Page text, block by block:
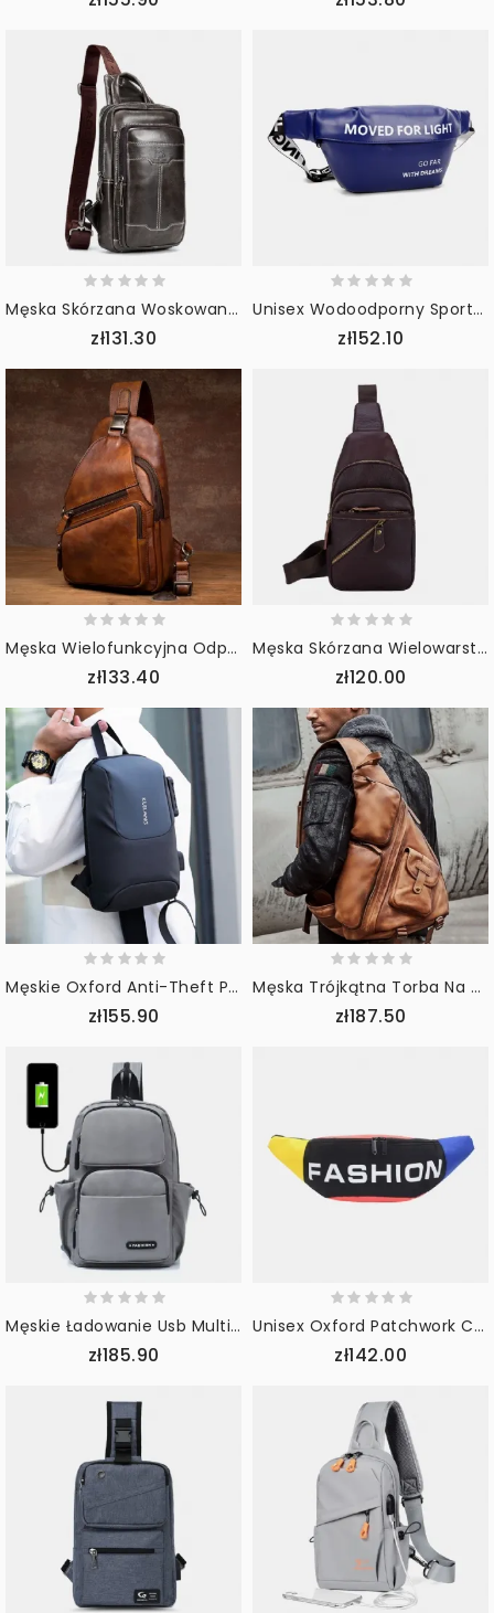
Męska Skórzana Woskowana Skóra Bydlęca Retro Moda Business Torba Na Ramię Na Klatkę Piersiową
zł131.30
Unisex Wodoodporny Sportowy Moda Jednolity Kolor Cross Body Bag Torba Na Talię Torba Na Klatkę Piersiową
zł152.10
Męska Wielofunkcyjna Odporna Na Ścieranie Torba Na Klatkę Piersiową Vintage Pu Skórzane Torby Crossbody O Dużej Pojemności
zł133.40
Męska Skórzana Wielowarstwowa Lekka Torba Crossbody Torba Na Klatkę Piersiową Torba Na Ramię
zł120.00
Męskie Oxford Anti-Theft Password Lock O Dużej Pojemności Torba Na Klatkę Piersiową Podróżna Usb Ładowanie Wodoodporna Oddychająca Torba Na Ramię
zł155.90
Męska Trójkątna Torba Na Klatkę Piersiowa Retro Pu Skóra B6 Spadochroniarze Duża Pojemność Skórzane Miękkie Torby Na Co Dzień Torba Na Ramię
zł187.50
Męskie Ładowanie Usb Multi-Carry Wielowarstwowa Wodoodporna Torba Crossbody Torba Na Klatkę Piersiową Plecak Na Ramię
zł185.90
Unisex Oxford Patchwork Color Casual Torba Na Klatkę Piersiową Torba Przez Ramię
zł142.00